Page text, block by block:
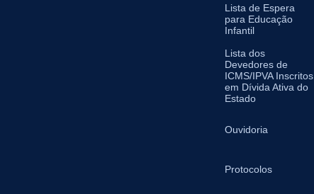
Lista de Espera
para Educação
Infantil
Lista dos
Devedores de
ICMS/IPVA Inscritos
em Dívida Ativa do
Estado
Ouvidoria
Protocolos